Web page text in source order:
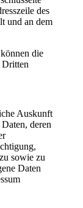
des
und an dem
die
Dritten
Auskunft
deren
sowie zu
Daten